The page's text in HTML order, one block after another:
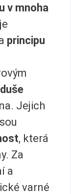
v mnoha
principu
Jejich
, která
Za
a
varné